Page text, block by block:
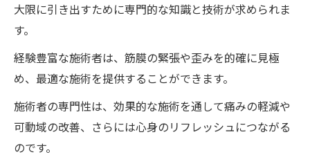
大限に引き出すために専門的な知識と技術が求められま
す。
経験豊富な施術者は、筋膜の緊張や歪みを的確に見極
め、最適な施術を提供することができます。
施術者の専門性は、効果的な施術を通して痛みの軽減や
可動域の改善、さらには心身のリフレッシュにつながる
のです。